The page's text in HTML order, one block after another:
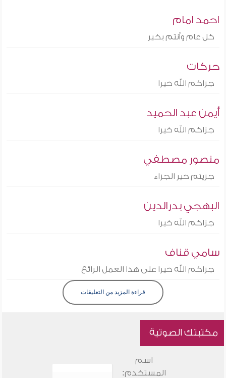
احمد امام
كل عام وأنتم بخير
حركات
جزاكم الله خيرا
أيمن عبد الحميد
جزاكم الله خيرا
منصور مصطفي
جزيتم خير الجزاء
البهجي بدرالدين
جزاكم الله خيرا
سامي قناف
جزاكم الله خيرا على هذا العمل الرائع
قراءة المزيد من التعليقات
مكتبتك الصوتية
اسم
المستخدم: